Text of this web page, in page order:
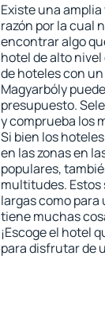
Existe una
razón por la cual
encontrar algo
hotel de alto
de hoteles con
Magyarbóly
presupuesto.
y comprueba los
Si bien los
en las zonas en
populares,
multitudes.
largas como
tiene muchas
¡Escoge el hotel
para disfrutar de